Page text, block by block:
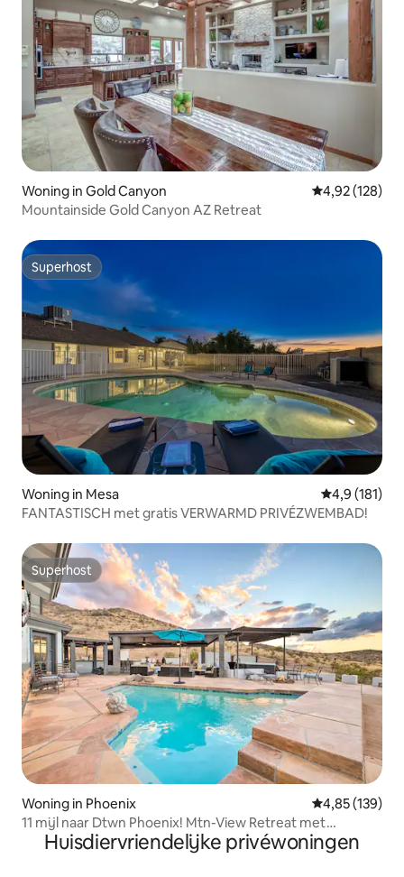
Woning in Gold Canyon Gemiddelde
4,92 (128)
Mountainside Gold Canyon AZ Retreat
Superhost
Superhost
Woning in Mesa Gemiddelde
4,9 (181)
FANTASTISCH met gratis VERWARMD PRIVÉZWEMBAD!
Superhost
Superhost
Woning in Phoenix Gemiddelde
4,85 (139)
11 mijl naar Dtwn Phoenix! Mtn-View Retreat met
bubbelbad
Huisdiervriendelijke privéwoningen